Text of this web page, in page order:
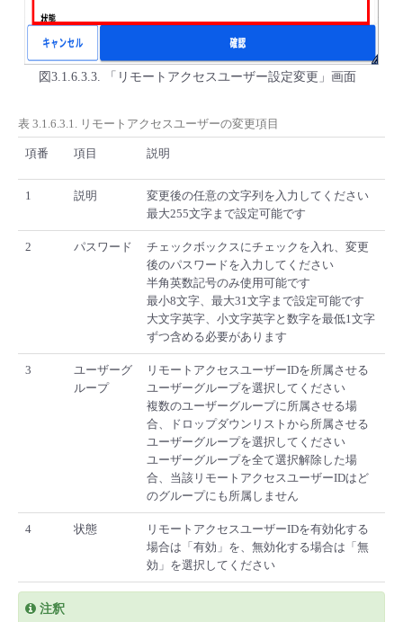
図3.1.6.3.3. 「リモートアクセスユーザー設定変更」画面
表 3.1.6.3.1. リモートアクセスユーザーの変更項目
項番 項目 説明
1 説明
変更後の任意の文字列を入力してください
最大255文字まで設定可能です
2 パスワード
チェックボックスにチェックを入れ、変更
後のパスワードを入力してください
半角英数記号のみ使用可能です
最小8文字、最大31文字まで設定可能です
大文字英字、小文字英字と数字を最低1文字
ずつ含める必要があります
3
ユーザーグ
ループ
リモートアクセスユーザーIDを所属させる
ユーザーグループを選択してください
複数のユーザーグループに所属させる場
合、ドロップダウンリストから所属させる
ユーザーグループを選択してください
ユーザーグループを全て選択解除した場
合、当該リモートアクセスユーザーIDはど
のグループにも所属しません
4 状態
リモートアクセスユーザーIDを有効化する
場合は「有効」を、無効化する場合は「無
効」を選択してください
注釈